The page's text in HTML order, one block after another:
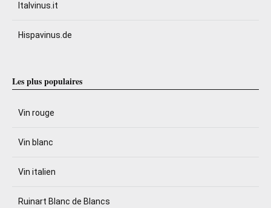
Italvinus.it
Hispavinus.de
Les plus populaires
Vin rouge
Vin blanc
Vin italien
Ruinart Blanc de Blancs